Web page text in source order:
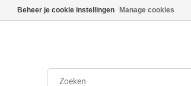
Beheer je cookie instellingen Manage cookies